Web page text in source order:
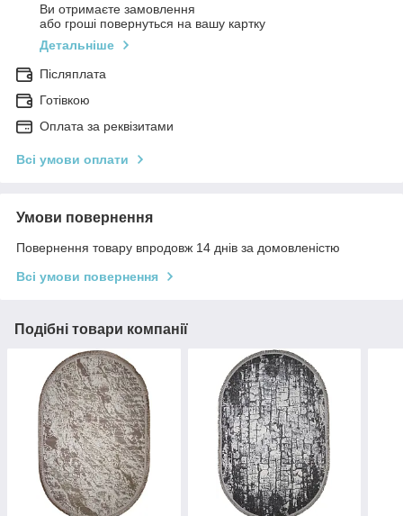
Ви отримаєте замовлення
або гроші повернуться на вашу картку
Детальніше
Післяплата
Готівкою
Оплата за реквізитами
Всі умови оплати
Умови повернення
Повернення товару впродовж 14 днів за домовленістю
Всі умови повернення
Подібні товари компанії